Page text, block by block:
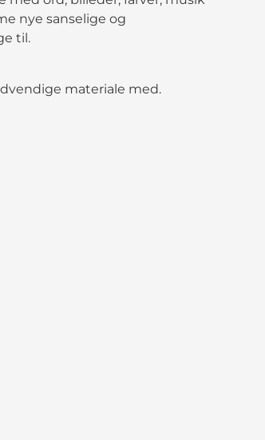
nye sanselige og
til.
materiale med.